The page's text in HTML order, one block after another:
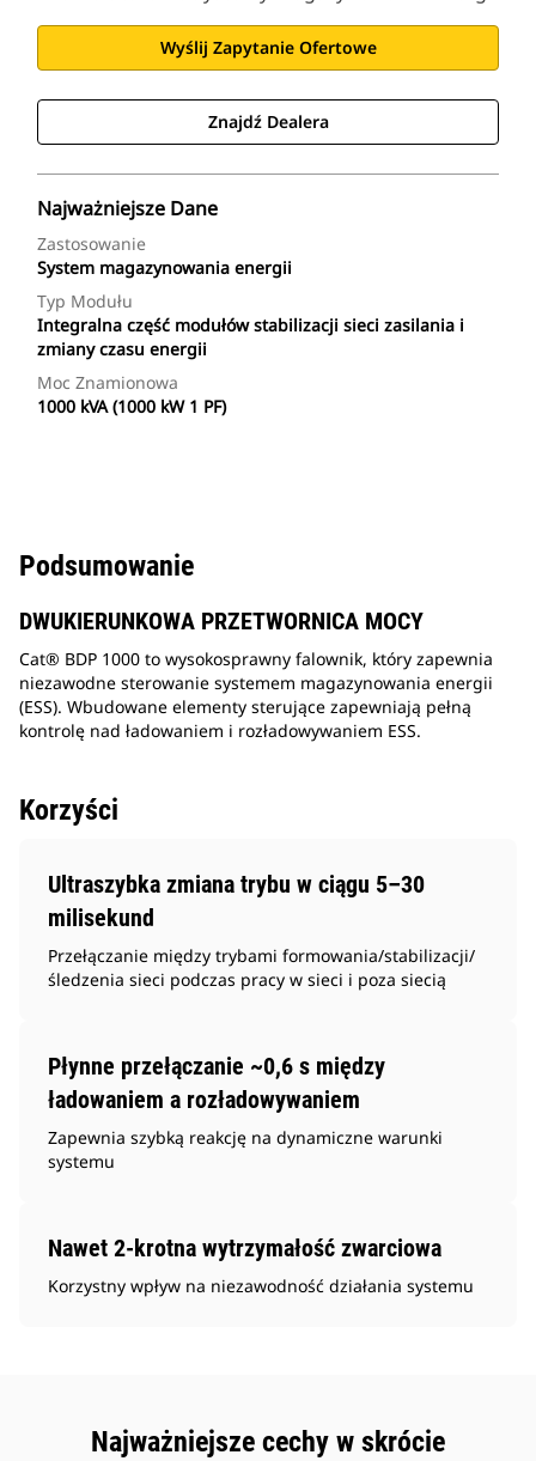
Wyślij Zapytanie Ofertowe
Znajdź Dealera
Najważniejsze Dane
Zastosowanie
System magazynowania energii
Typ Modułu
Integralna część modułów stabilizacji sieci zasilania i
zmiany czasu energii
Moc Znamionowa
1000 kVA (1000 kW 1 PF)
Podsumowanie
DWUKIERUNKOWA PRZETWORNICA MOCY
Cat® BDP 1000 to wysokosprawny falownik, który zapewnia
niezawodne sterowanie systemem magazynowania energii
(ESS). Wbudowane elementy sterujące zapewniają pełną
kontrolę nad ładowaniem i rozładowywaniem ESS.
Korzyści
Ultraszybka zmiana trybu w ciągu 5–30
milisekund
Przełączanie między trybami formowania/stabilizacji/
śledzenia sieci podczas pracy w sieci i poza siecią
Płynne przełączanie ~0,6 s między
ładowaniem a rozładowywaniem
Zapewnia szybką reakcję na dynamiczne warunki
systemu
Nawet 2-krotna wytrzymałość zwarciowa
Korzystny wpływ na niezawodność działania systemu
Najważniejsze cechy w skrócie